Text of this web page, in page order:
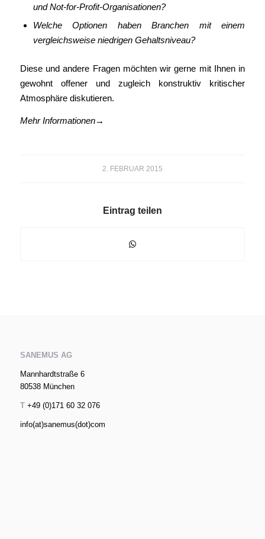
und Not-for-Profit-Organisationen?
Welche Optionen haben Branchen mit einem
vergleichsweise niedrigen Gehaltsniveau?
Diese und andere Fragen möchten wir gerne mit Ihnen in
gewohnt offener und zugleich konstruktiv kritischer
Atmosphäre diskutieren.
Mehr Informationen→
2. FEBRUAR 2015
Eintrag teilen
SANEMUS AG
Mannhardtstraße 6
80538 München
T+49 (0)171 60 32 076
info(at)sanemus(dot)com